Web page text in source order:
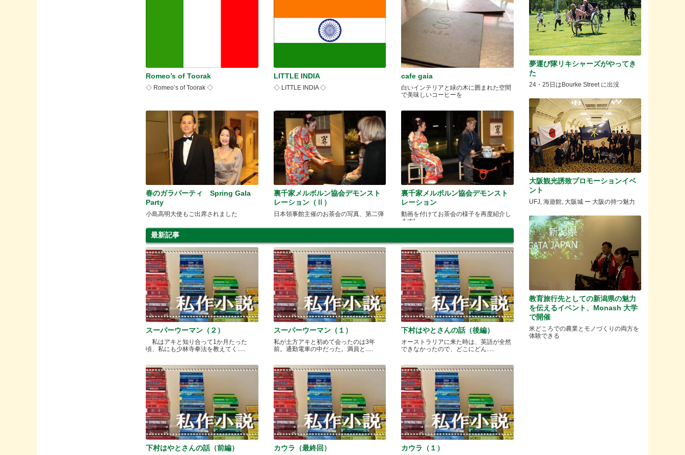
Romeo’s of Toorak
◇ Romeo’s of Toorak ◇
LITTLE INDIA
◇ LITTLE INDIA ◇
cafe gaia
白いインテリアと緑の木に囲まれた空間
で美味しいコーヒーを
春のガラパーティ Spring Gala
Party
小島高明大使もご出席されました
裏千家メルボルン協会デモンスト
レーション（Ⅱ）
日本領事館主催のお茶会の写真、第二弾
裏千家メルボルン協会デモンスト
レーション
動画を付けてお茶会の様子を再度紹介し
ます!
最新記事
スーパーウーマン（２）
私はアキと知り合って1か月たった
頃、私にも少林寺拳法を教えてく.....
スーパーウーマン（１）
私が土方アキと初めて会ったのは3年
前。通勤電車の中だった。満員と.....
下村はやとさんの話（後編）
オーストラリアに来た時は、英語が全然
できなかったので、どこにどん.....
下村はやとさんの話（前編） カウラ（最終回） カウラ（１）
夢運び隊リキシャーズがやってき
た
24・25日はBourke Street に出没
大阪観光誘致プロモーションイベ
ント
UFJ, 海遊館, 大阪城 ー 大阪の持つ魅力
教育旅行先としての新潟県の魅力
を伝えるイベント、Monash 大学
で開催
米どころでの農業とモノづくりの両方を
体験できる